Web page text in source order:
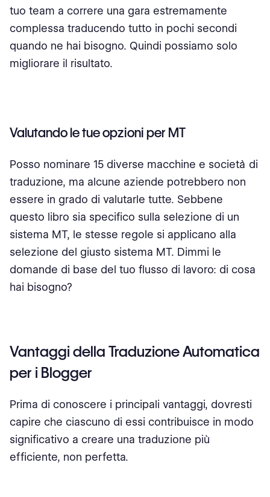
tuo team a correre una gara estremamente
complessa traducendo tutto in pochi secondi
quando ne hai bisogno. Quindi possiamo solo
migliorare il risultato.
Valutando le tue opzioni per MT
Posso nominare 15 diverse macchine e società di
traduzione, ma alcune aziende potrebbero non
essere in grado di valutarle tutte. Sebbene
questo libro sia specifico sulla selezione di un
sistema MT, le stesse regole si applicano alla
selezione del giusto sistema MT. Dimmi le
domande di base del tuo flusso di lavoro: di cosa
hai bisogno?
Vantaggi della Traduzione Automatica
per i Blogger
Prima di conoscere i principali vantaggi, dovresti
capire che ciascuno di essi contribuisce in modo
significativo a creare una traduzione più
efficiente, non perfetta.